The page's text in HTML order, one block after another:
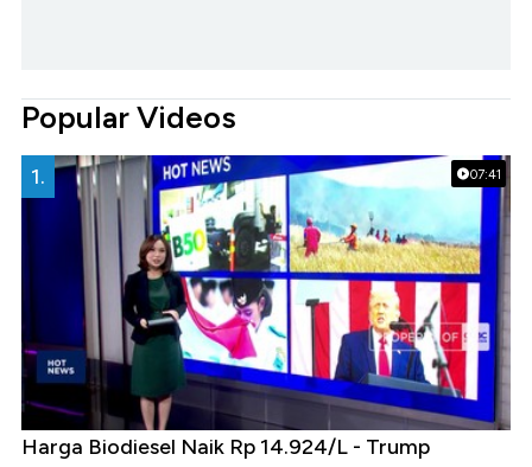
Popular Videos
07:41
1.
Harga Biodiesel Naik Rp 14.924/L - Trump